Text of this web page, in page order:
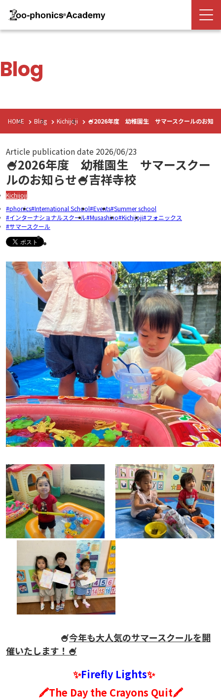
Blog
HOME Blog Kichijoji 🍧2026年度 幼稚園生 サマースクールのお知ら
Article publication date 2026/06/23
🍧2026年度 幼稚園生 サマースクー
ルのお知らせ🍧吉祥寺校
Kichijoji
phonics International School Events Summer school
インターナショナルスクール Musashino Kichijoji フォニックス
サマースクール
🍧今年も大人気のサマースクールを開
催いたします！🍧
✨Firefly Lights✨
🖍The Day the Crayons Quit🖍